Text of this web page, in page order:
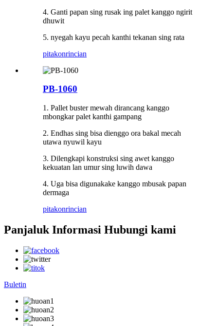
4. Ganti papan sing rusak ing palet kanggo ngirit
dhuwit
5. nyegah kayu pecah kanthi tekanan sing rata
pitakonrincian
PB-1060
1. Pallet buster mewah dirancang kanggo
mbongkar palet kanthi gampang
2. Endhas sing bisa dienggo ora bakal mecah
utawa nyuwil kayu
3. Dilengkapi konstruksi sing awet kanggo
kekuatan lan umur sing luwih dawa
4. Uga bisa digunakake kanggo mbusak papan
dermaga
pitakonrincian
Panjaluk Informasi Hubungi kami
Buletin